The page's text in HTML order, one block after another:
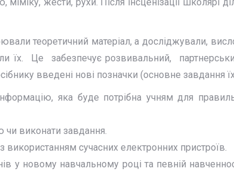
теоретичний матеріал, а досліджували,
їх. Це забезпечує розвивальний,
введені нові позначки (основне завдання
яка буде потрібна учням для
чи виконати завдання.
використанням сучасних електронних пристроїв.
у новому навчальному році та певній